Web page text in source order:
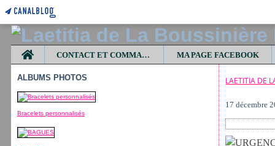
Home
CONTACT ET COMMANDES MA PAGE FACEBOOK
ALBUMS PHOTOS
Bracelets personnalisés
LAETITIA DE
17 décembre